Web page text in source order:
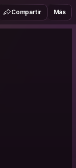
Compartir Más